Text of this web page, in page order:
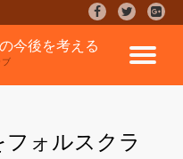
fa-
facebook
fa-
twitter
fa-
plus-
square
ナ
今後を考える
ォルスクラ